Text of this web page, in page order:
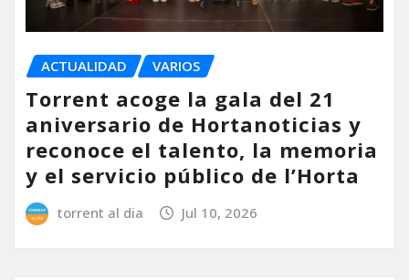
ACTUALIDAD VARIOS
Torrent acoge la gala del 21
aniversario de Hortanoticias y
reconoce el talento, la memoria
y el servicio público de l’Horta
torrent al dia Jul 10, 2026